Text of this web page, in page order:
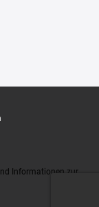
Informationen zur